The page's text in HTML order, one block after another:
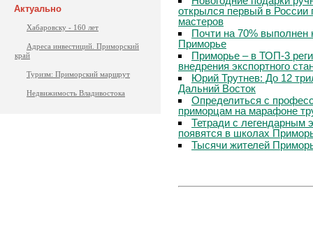
Актуально
Хабаровску - 160 лет
Адреса инвестиций. Приморский
край
Туризм: Приморский маршрут
Недвижимость Владивостока
открылся первый в России
мастеров
Почти на 70%
Приморье
Приморье – в ТОП-3
внедрения экспортного
Юрий Трутнев: До 12
Дальний Восток
Определиться с
приморцам на марафоне
Тетради с легендарным
появятся в школах
Тысячи жителей